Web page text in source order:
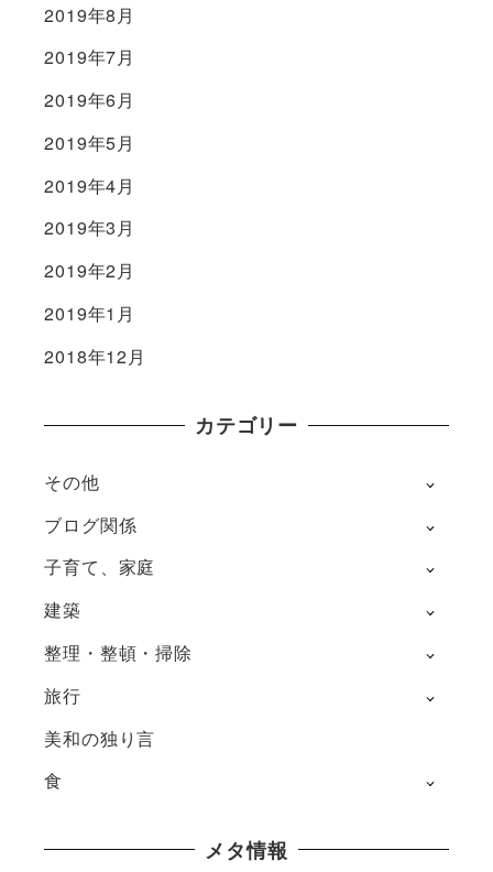
2019年8月
2019年7月
2019年6月
2019年5月
2019年4月
2019年3月
2019年2月
2019年1月
2018年12月
カテゴリー
その他
ブログ関係
子育て、家庭
建築
整理・整頓・掃除
旅行
美和の独り言
食
メタ情報